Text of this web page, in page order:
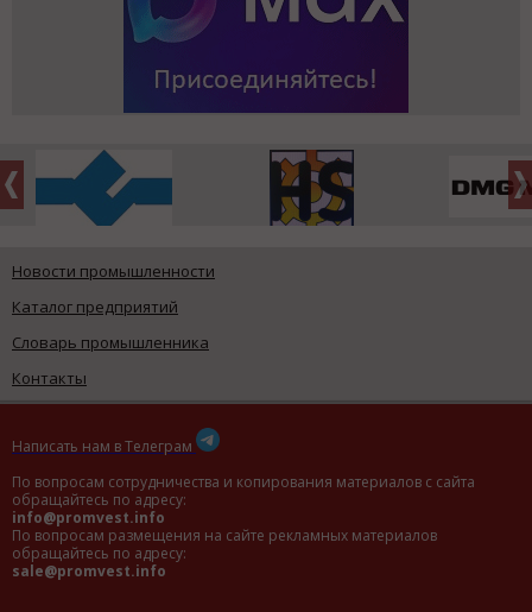
Новости промышленности
Каталог предприятий
Словарь промышленника
Контакты
Написать нам в Телеграм
По вопросам сотрудничества и копирования материалов с сайта
обращайтесь по адресу:
info@promvest.info
По вопросам размещения на сайте рекламных материалов
обращайтесь по адресу:
sale@promvest.info